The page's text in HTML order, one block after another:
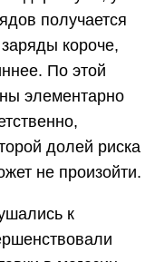
получается
короче,
По этой
элементарно
долей риска
не произойти.
к